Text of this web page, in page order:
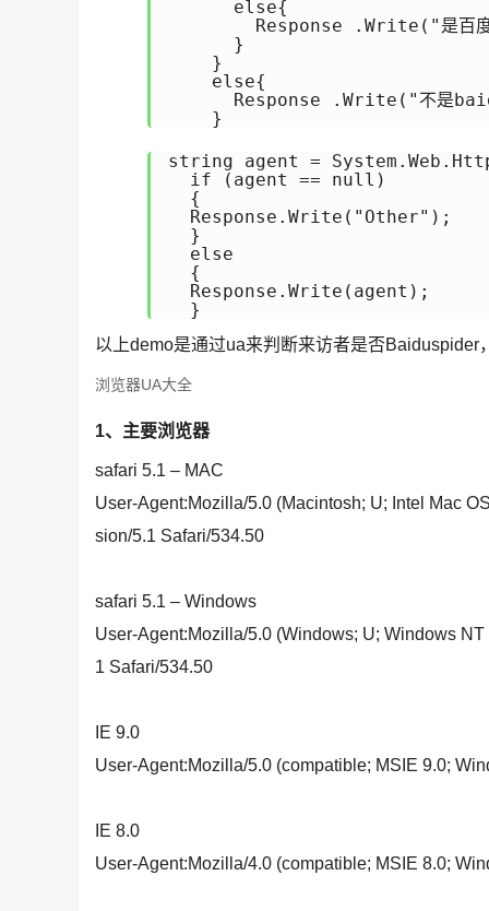
      else{
Response .Write("是百
      }
    }
    else{
Response .Write("不是
    }
string agent =
  if (agent == null)
  {
  Response.Write("Other");
  }
  else
  {
  Response.Write(agent);
  }
以上demo是通过ua来判断来访者是否Baiduspider
浏览器UA大全
1、主要浏览器
safari 5.1 – MAC
User-Agent:Mozilla/5.0 (Macintosh; U; Intel Mac
sion/5.1 Safari/534.50
safari 5.1 – Windows
User-Agent:Mozilla/5.0 (Windows; U; Windows
1 Safari/534.50
IE 9.0
User-Agent:Mozilla/5.0 (compatible; MSIE 9.0;
IE 8.0
User-Agent:Mozilla/4.0 (compatible; MSIE 8.0;